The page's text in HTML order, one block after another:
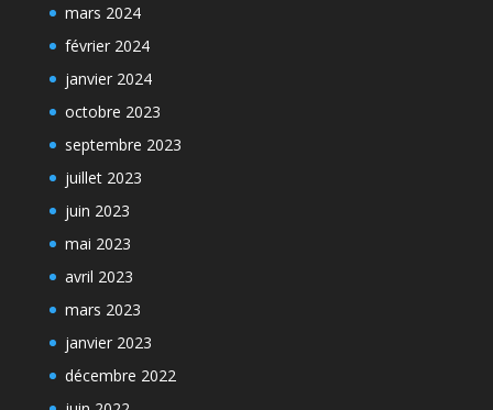
mars 2024
février 2024
janvier 2024
octobre 2023
septembre 2023
juillet 2023
juin 2023
mai 2023
avril 2023
mars 2023
janvier 2023
décembre 2022